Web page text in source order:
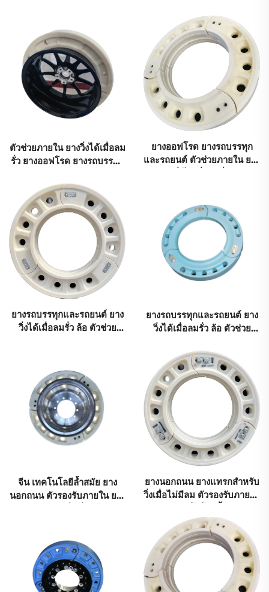
flat R18 R19 R20
ตัวช่วยภายใน ยางวิ่งได้เมื่อลม
รั่ว ยางออฟโรด ยางรถบรรทุก
จีน เทคโนโลยีล้ำสมัยสำหรับ
ใช้งานนอกถนน
ยางออฟโรด ยางรถบรรทุก
และรถยนต์ ตัวช่วยภายใน ยาง
ยางรถบรรทุกและรถยนต์ ยาง
วิ่งได้เมื่อลมรั่ว ล้อ ตัวช่วย
ยางรถบรรทุกและรถยนต์ ยาง
วิ่งได้เมื่อลมรั่ว ล้อ ตัวช่วย
จีน เทคโนโลยีล้ำสมัย ยาง
นอกถนน ตัวรองรับภายใน ยาง
ยางนอกถนน ยางแทรกสำหรับ
วิ่งเมื่อไม่มีลม ตัวรองรับภายใน